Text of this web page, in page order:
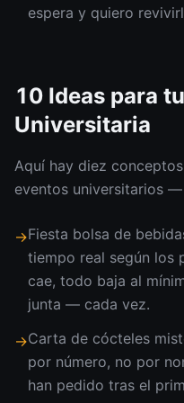
espera y quiero
10 Ideas para
Universitaria
Aquí hay diez
eventos universitarios
→Fiesta bolsa de
tiempo real según los
cae, todo baja al
junta — cada vez.
→Carta de cócteles
por número, no por
han pedido tras el